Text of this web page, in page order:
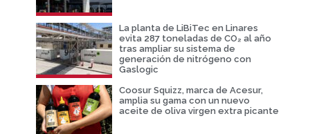
La planta de LiBiTec en Linares
evita 287 toneladas de CO₂ al año
tras ampliar su sistema de
generación de nitrógeno con
Gaslogic
Coosur Squizz, marca de Acesur,
amplia su gama con un nuevo
aceite de oliva virgen extra picante